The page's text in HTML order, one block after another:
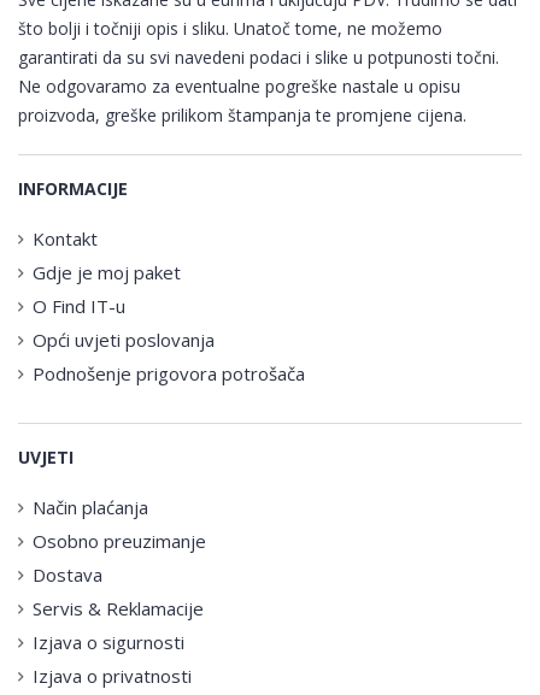
što bolji i točniji opis i sliku. Unatoč tome, ne možemo
garantirati da su svi navedeni podaci i slike u potpunosti točni.
Ne odgovaramo za eventualne pogreške nastale u opisu
proizvoda, greške prilikom štampanja te promjene cijena.
INFORMACIJE
Kontakt
Gdje je moj paket
O Find IT-u
Opći uvjeti poslovanja
Podnošenje prigovora potrošača
UVJETI
Način plaćanja
Osobno preuzimanje
Dostava
Servis & Reklamacije
Izjava o sigurnosti
Izjava o privatnosti